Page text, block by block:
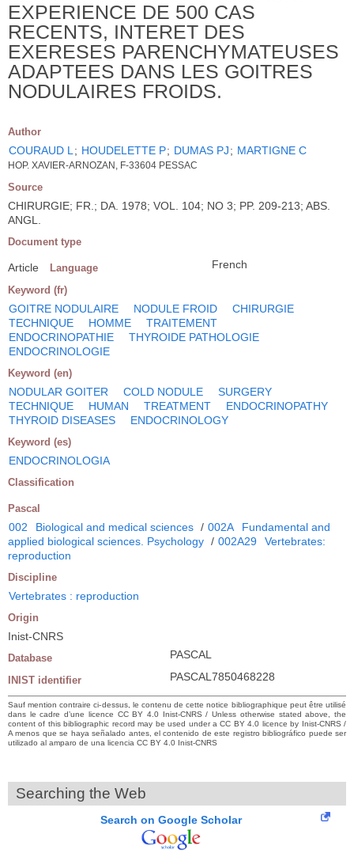
EXPERIENCE DE 500 CAS
RECENTS, INTERET DES
EXERESES PARENCHYMATEUSES
ADAPTEES DANS LES GOITRES
NODULAIRES FROIDS.
Author
COURAUD L ; HOUDELETTE P; DUMAS PJ; MARTIGNE C
HOP. XAVIER-ARNOZAN, F-33604 PESSAC
Source
CHIRURGIE; FR.; DA. 1978; VOL. 104; NO 3; PP. 209-213; ABS.
ANGL.
Document type
Article Language French
Keyword (fr)
GOITRE NODULAIRE NODULE FROID
CHIRURGIE
TECHNIQUE
HOMME
TRAITEMENT
ENDOCRINOPATHIE
THYROIDE PATHOLOGIE
ENDOCRINOLOGIE
Keyword (en)
NODULAR GOITER COLD NODULE
SURGERY
TECHNIQUE
HUMAN TREATMENT
ENDOCRINOPATHY
THYROID DISEASES
ENDOCRINOLOGY
Keyword (es)
ENDOCRINOLOGIA
Classification
Pascal
002 Biological and medical sciences / 002A
Fundamental and
applied biological sciences. Psychology / 002A29
Vertebrates:
reproduction
Discipline
Vertebrates : reproduction
Origin
Inist-CNRS
Database PASCAL
INIST identifier PASCAL7850468228
Sauf mention contraire ci-dessus, le contenu de cette notice bibliographique peut être utilisé
dans le cadre d’une licence CC BY 4.0 Inist-CNRS / Unless otherwise stated above, the
content of this bibliographic record may be used under a CC BY 4.0 licence by Inist-CNRS /
A menos que se haya señalado antes, el contenido de este registro bibliográfico puede ser
utilizado al amparo de una licencia CC BY 4.0 Inist-CNRS
Searching the Web
Search on Google Scholar